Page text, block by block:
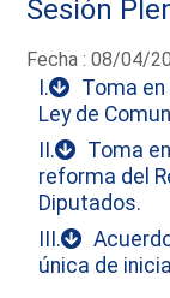
Sesión
Fecha : 08/04/
I.
Toma
Ley de
II.
Toma
reforma del
Diputados.
III.
única de